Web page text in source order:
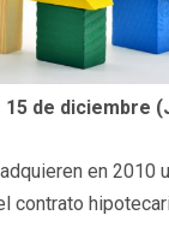
de diciembre
en 2010
contrato